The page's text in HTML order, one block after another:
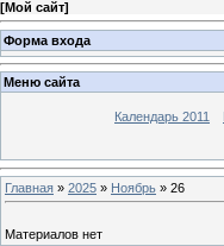
[Мой сайт]
Форма входа
Меню сайта
Календарь 2011
Главная » 2025 » Ноябрь » 26
Материалов нет